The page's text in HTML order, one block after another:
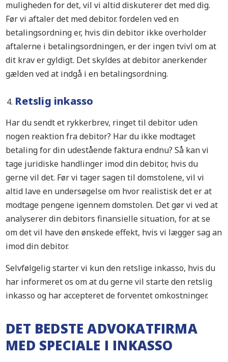
muligheden for det, vil vi altid diskuterer det med dig.
Før vi aftaler det med debitor. fordelen ved en
betalingsordning er, hvis din debitor ikke overholder
aftalerne i betalingsordningen, er der ingen tvivl om at
dit krav er gyldigt. Det skyldes at debitor anerkender
gælden ved at indgå i en betalingsordning.
Retslig inkasso
Har du sendt et rykkerbrev, ringet til debitor uden
nogen reaktion fra debitor? Har du ikke modtaget
betaling for din udestående faktura endnu? Så kan vi
tage juridiske handlinger imod din debitor, hvis du
gerne vil det. Før vi tager sagen til domstolene, vil vi
altid lave en undersøgelse om hvor realistisk det er at
modtage pengene igennem domstolen. Det gør vi ved at
analyserer din debitors finansielle situation, for at se
om det vil have den ønskede effekt, hvis vi lægger sag an
imod din debitor.
Selvfølgelig starter vi kun den retslige inkasso, hvis du
har informeret os om at du gerne vil starte den retslig
inkasso og har accepteret de forventet omkostninger.
DET BEDSTE ADVOKATFIRMA
MED SPECIALE I INKASSO